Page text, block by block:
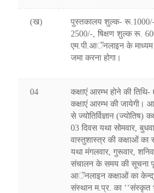
(ख)
पुस्तकालय शुल्क-
2500/-, षिक्षण शुल्क रू.
एम.पी.आॅनलाइन के
जमा करना होगा।
04
कक्षाएं आरम्भ होने की
कक्षाएं आरम्भ की
से ज्योतिर्विज्ञान
03 दिवस यथा सोमवार,
वास्तुशास्त्र की कक्षाओं का
यथा मंगलवार, गुरूवार,
संचालन के समय की सूचना
आॅनलाइन कक्षाओं का
संस्थान म.प्र. का ‘‘संस्कृत